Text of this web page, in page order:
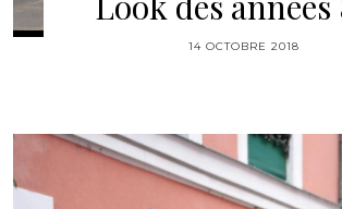
14 OCTOBRE 2018